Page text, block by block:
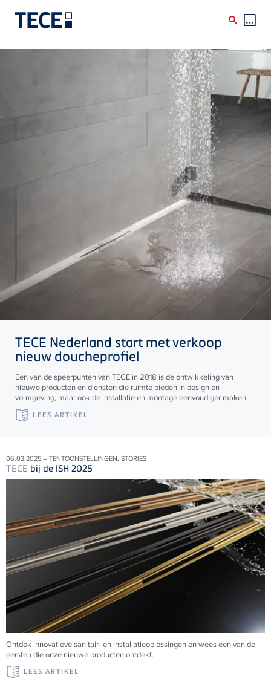
Skip to main content
TECE Nederland start met verkoop
nieuw doucheprofiel
Een van de speerpunten van TECE in 2018 is de ontwikkeling van
nieuwe producten en diensten die ruimte bieden in design en
vormgeving, maar ook de installatie en montage eenvoudiger maken.
LEES ARTIKEL
06.03.2025 – TENTOONSTELLINGEN, STORIES
TECE bij de ISH 2025
Ontdek innovatieve sanitair- en installatieoplossingen en wees een van de
eersten die onze nieuwe producten ontdekt.
LEES ARTIKEL